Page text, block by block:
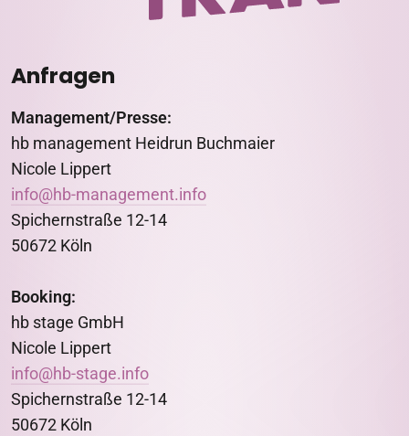
Anfragen
Management/Presse:
hb management Heidrun Buchmaier
Nicole Lippert
info@hb-management.info
Spichernstraße 12-14
50672 Köln
Booking:
hb stage GmbH
Nicole Lippert
info@hb-stage.info
Spichernstraße 12-14
50672 Köln